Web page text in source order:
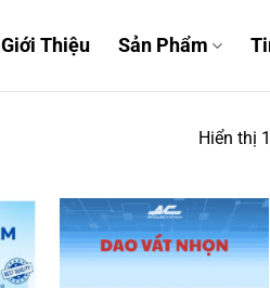
Giới Thiệu Sản Phẩm
Hiển thị